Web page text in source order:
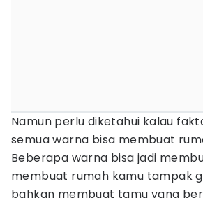
Namun perlu diketahui kalau
semua warna bisa membuat
Beberapa warna bisa jadi
membuat rumah kamu tampak
bahkan membuat tamu yang